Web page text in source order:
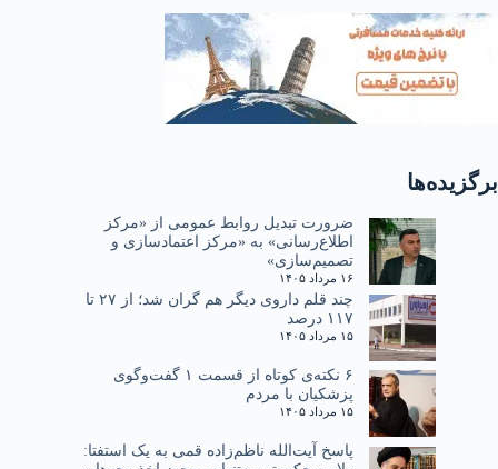
برگزیده‌ها
ضرورت تبدیل روابط عمومی از «مرکز
اطلاع‌رسانی» به «مرکز اعتمادسازی و
تصمیم‌سازی»
۱۶ مرداد ۱۴۰۵
چند قلم داروی دیگر هم گران شد؛ از ۲۷ تا
۱۱۷ درصد
۱۵ مرداد ۱۴۰۵
۶ نکته‌ی کوتاه از قسمت ۱ گفت‌وگوی
پزشکیان با مردم
۱۵ مرداد ۱۴۰۵
پاسخ آیت‌الله ناظم‌زاده قمی به یک استفتا: